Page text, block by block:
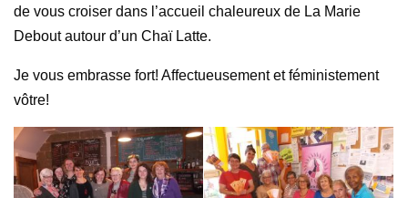
de vous croiser dans l’accueil chaleureux de La Marie
Debout autour d’un Chaï Latte.
Je vous embrasse fort! Affectueusement et féministement
vôtre!